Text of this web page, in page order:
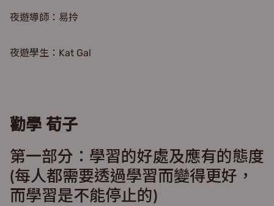
夜遊導師：易拎
夜遊學生：Kat Gal
勸學 荀子
第一部分：學習的好處及應有的態度
(每人都需要透過學習而變得更好，
而學習是不能停止的)